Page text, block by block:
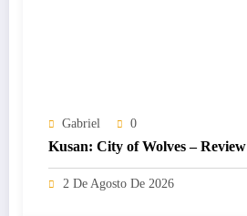
Gabriel 0
Kusan: City of Wolves – Review
2 De Agosto De 2026